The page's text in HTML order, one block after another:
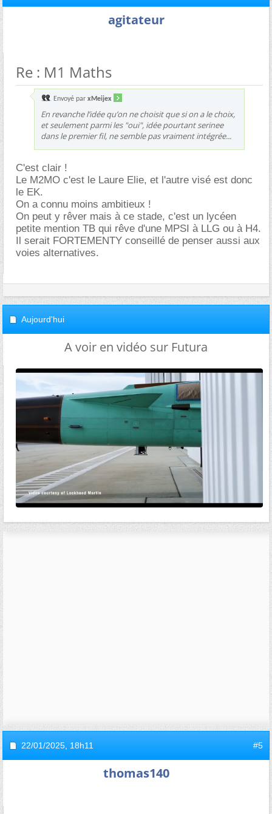
agitateur
Re : M1 Maths
Envoyé par xMeijex
En revanche l’idée qu’on ne choisit que si on a le choix,
et seulement parmi les "oui", idée pourtant serinee
dans le premier fil, ne semble pas vraiment intégrée...
C'est clair !
Le M2MO c'est le Laure Elie, et l'autre visé est donc
le EK.
On a connu moins ambitieux !
On peut y rêver mais à ce stade, c'est un lycéen
petite mention TB qui rêve d'une MPSI à LLG ou à H4.
Il serait FORTEMENTY conseillé de penser aussi aux
voies alternatives.
Aujourd'hui
A voir en vidéo sur Futura
22/01/2025, 18h11 #5
thomas140